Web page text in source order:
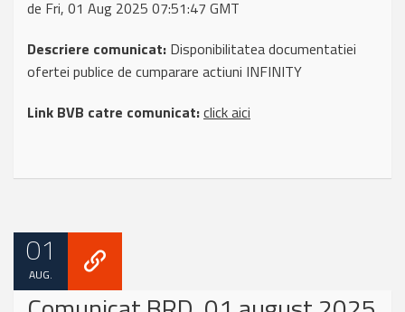
de Fri, 01 Aug 2025 07:51:47 GMT
Descriere comunicat: Disponibilitatea documentatiei
ofertei publice de cumparare actiuni INFINITY
Link BVB catre comunicat:click aici
01
AUG.